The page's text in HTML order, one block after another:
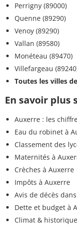
Perrigny (89000)
Quenne (89290)
Venoy (89290)
Vallan (89580)
Monéteau (89470)
Villefargeau
Toutes les villes
En savoir plus
Auxerre : les
Eau du robinet à
Classement des
Maternités à
Crèches à Auxerre
Impôts à Auxerre
Avis de décès
Dette et budget à
Climat &